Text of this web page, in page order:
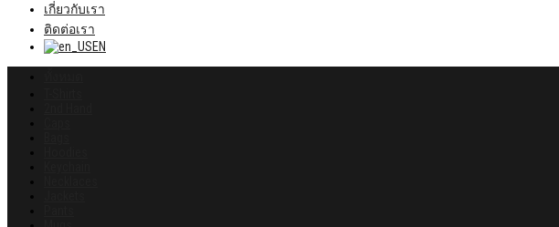
เกี่ยวกับเรา
ติดต่อเรา
EN